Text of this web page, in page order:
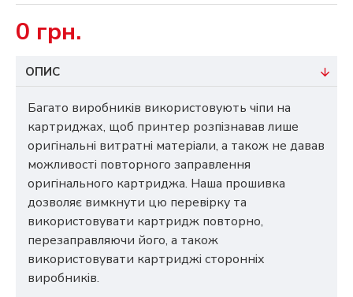
0 грн.
ОПИС
Багато виробників використовують чіпи на
картриджах, щоб принтер розпізнавав лише
оригінальні витратні матеріали, а також не давав
можливості повторного заправлення
оригінального картриджа. Наша прошивка
дозволяє вимкнути цю перевірку та
використовувати картридж повторно,
перезаправляючи його, а також
використовувати картриджі сторонніх
виробників.